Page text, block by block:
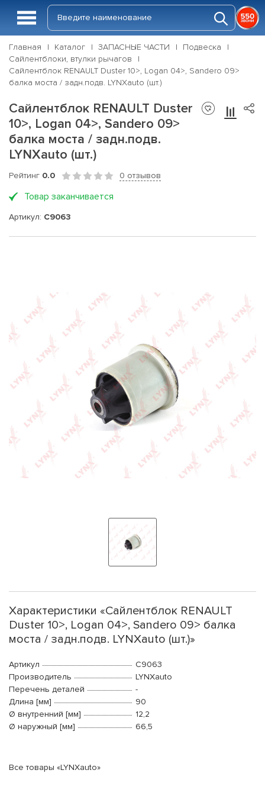
Главная Каталог ЗАПАСНЫЕ ЧАСТИ
Подвеска
Сайлентблоки, втулки рычагов
Сайлентблок RENAULT Duster 10>, Logan 04>, Sandero 09>
балка моста / задн.подв. LYNXauto (шт.)
Сайлентблок RENAULT Duster
10>, Logan 04>, Sandero 09>
балка моста / задн.подв.
LYNXauto (шт.)
Рейтинг 0.0 0 отзывов
Товар заканчивается
Артикул: C9063
Характеристики «Сайлентблок RENAULT
Duster 10>, Logan 04>, Sandero 09> балка
моста / задн.подв. LYNXauto (шт.)»
Артикул
C9063
Производитель
LYNXauto
Перечень деталей
-
Длина [мм]
90
Ø внутренний [мм]
12,2
Ø наружный [мм]
66,5
Все товары «LYNXauto»